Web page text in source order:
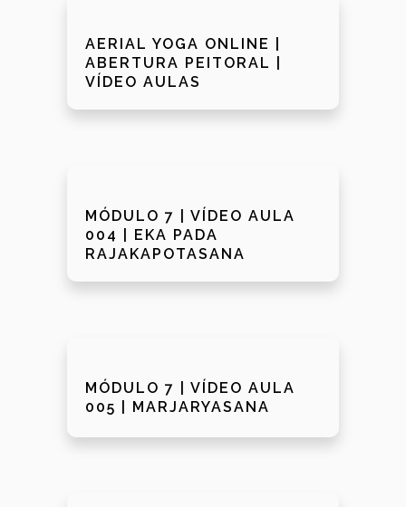
AERIAL YOGA ONLINE |
ABERTURA PEITORAL |
VÍDEO AULAS
MÓDULO 7 | VÍDEO AULA
004 | EKA PADA
RAJAKAPOTASANA
MÓDULO 7 | VÍDEO AULA
005 | MARJARYASANA